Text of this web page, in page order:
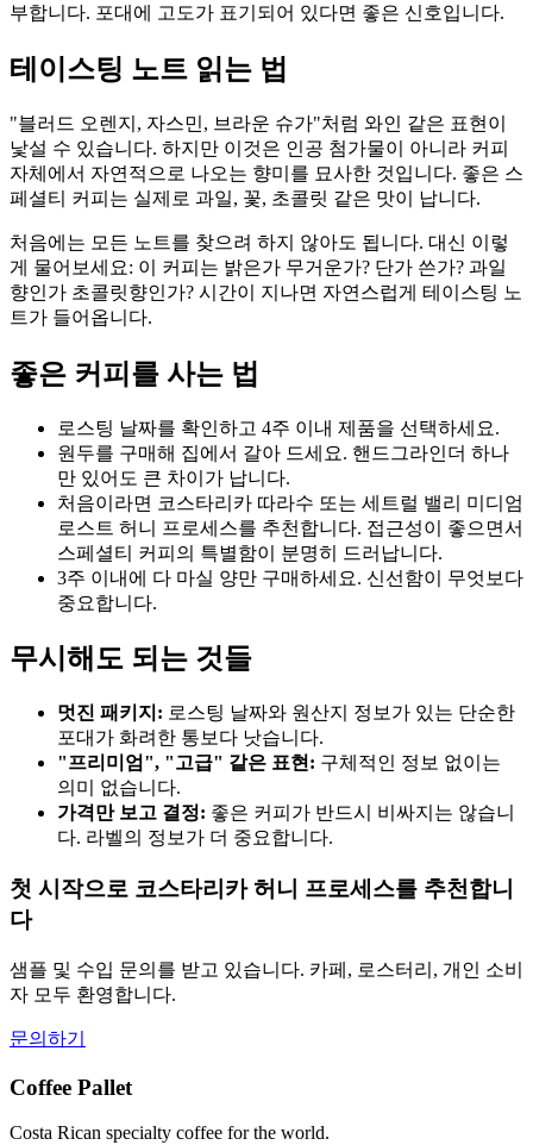
부합니다. 포대에 고도가 표기되어 있다면 좋은 신호입니다.
테이스팅 노트 읽는 법
"블러드 오렌지, 자스민, 브라운 슈가"처럼 와인 같은 표현이
낯설 수 있습니다. 하지만 이것은 인공 첨가물이 아니라 커피
자체에서 자연적으로 나오는 향미를 묘사한 것입니다. 좋은 스
페셜티 커피는 실제로 과일, 꽃, 초콜릿 같은 맛이 납니다.
처음에는 모든 노트를 찾으려 하지 않아도 됩니다. 대신 이렇
게 물어보세요: 이 커피는 밝은가 무거운가? 단가 쓴가? 과일
향인가 초콜릿향인가? 시간이 지나면 자연스럽게 테이스팅 노
트가 들어옵니다.
좋은 커피를 사는 법
로스팅 날짜를 확인하고 4주 이내 제품을 선택하세요.
원두를 구매해 집에서 갈아 드세요. 핸드그라인더 하나
만 있어도 큰 차이가 납니다.
처음이라면 코스타리카 따라수 또는 세트럴 밸리 미디엄
로스트 허니 프로세스를 추천합니다. 접근성이 좋으면서
스페셜티 커피의 특별함이 분명히 드러납니다.
3주 이내에 다 마실 양만 구매하세요. 신선함이 무엇보다
중요합니다.
무시해도 되는 것들
멋진 패키지: 로스팅 날짜와 원산지 정보가 있는 단순한
포대가 화려한 통보다 낫습니다.
"프리미엄", "고급" 같은 표현: 구체적인 정보 없이는
의미 없습니다.
가격만 보고 결정: 좋은 커피가 반드시 비싸지는 않습니
다. 라벨의 정보가 더 중요합니다.
첫 시작으로 코스타리카 허니 프로세스를 추천합니
다
샘플 및 수입 문의를 받고 있습니다. 카페, 로스터리, 개인 소비
자 모두 환영합니다.
문의하기
Coffee Pallet
Costa Rican specialty coffee for the world.